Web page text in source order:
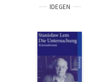
IDEGEN